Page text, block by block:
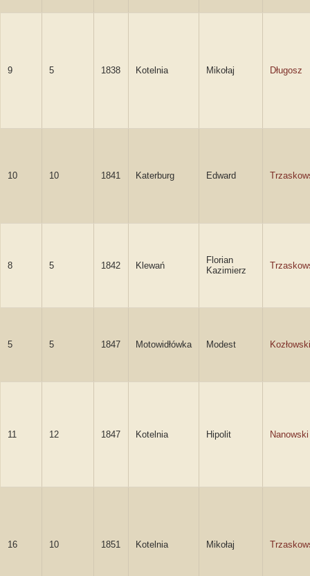
9 5 1838 Kotelnia Mikołaj Długosz
10 10 1841 Katerburg Edward
8 5 1842 Klewań
Florian
Kazimierz
5 5 1847 Motowidłówka Modest Kozłowski
11 12 1847 Kotelnia Hipolit Nanowski
16 10 1851 Kotelnia Mikołaj